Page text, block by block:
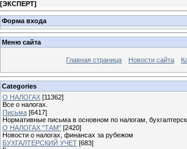
[ЭКСПЕРТ]
Форма входа
Меню сайта
Главная страница Новости сайта
Categories
О НАЛОГАХ [11362]
Все о налогах.
Письма [6417]
Нормативные письма в основном по налогам,
О НАЛОГАХ "ТАМ" [2420]
Новости о налогах, финансах за рубежом
БУХГАЛТЕРСКИЙ УЧЕТ [683]